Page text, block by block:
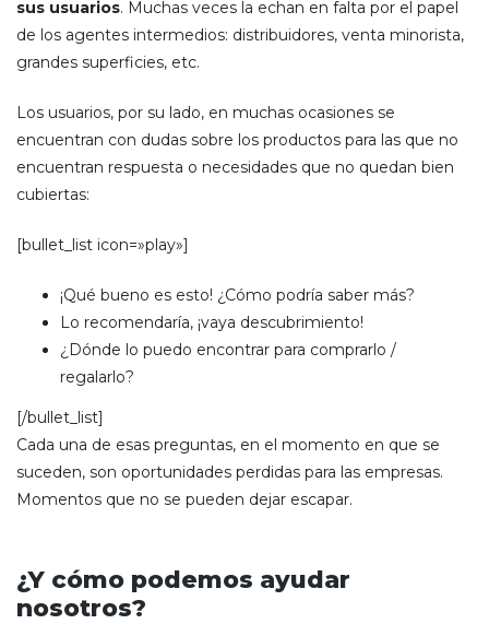
sus usuarios. Muchas veces la echan en falta por el papel
de los agentes intermedios: distribuidores, venta minorista,
grandes superficies, etc.
Los usuarios, por su lado, en muchas ocasiones se
encuentran con dudas sobre los productos para las que no
encuentran respuesta o necesidades que no quedan bien
cubiertas:
[bullet_list icon=»play»]
¡Qué bueno es esto! ¿Cómo podría saber más?
Lo recomendaría, ¡vaya descubrimiento!
¿Dónde lo puedo encontrar para comprarlo /
regalarlo?
[/bullet_list]
Cada una de esas preguntas, en el momento en que se
suceden, son oportunidades perdidas para las empresas.
Momentos que no se pueden dejar escapar.
¿Y cómo podemos ayudar
nosotros?